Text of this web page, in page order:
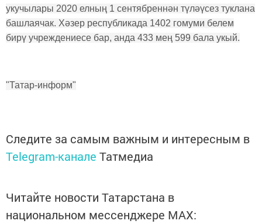
укучылары 2020 елның 1 сентябреннән түләүсез туклана
башлаячак. Хәзер республикада 1402 гомуми белем
бирү учреждениесе бар, анда 433 мең 599 бала укый.
"Татар-информ"
Следите за самым важным и интересным в
Telegram-канале Татмедиа
Читайте новости Татарстана в
национальном мессенджере MАХ: